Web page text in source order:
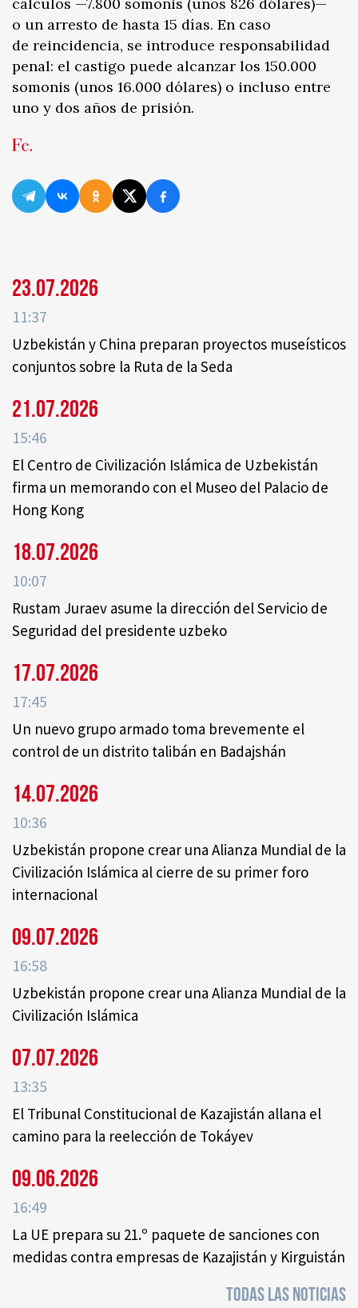
cálculos —7.800 somonis (unos 826 dólares)—
o un arresto de hasta 15 días. En caso
de reincidencia, se introduce responsabilidad
penal: el castigo puede alcanzar los 150.000
somonis (unos 16.000 dólares) o incluso entre
uno y dos años de prisión.
23.07.2026
11:37
Uzbekistán y China preparan proyectos museísticos
conjuntos sobre la Ruta de la Seda
21.07.2026
15:46
El Centro de Civilización Islámica de Uzbekistán
firma un memorando con el Museo del Palacio de
Hong Kong
18.07.2026
10:07
Rustam Juraev asume la dirección del Servicio de
Seguridad del presidente uzbeko
17.07.2026
17:45
Un nuevo grupo armado toma brevemente el
control de un distrito talibán en Badajshán
14.07.2026
10:36
Uzbekistán propone crear una Alianza Mundial de la
Civilización Islámica al cierre de su primer foro
internacional
09.07.2026
16:58
Uzbekistán propone crear una Alianza Mundial de la
Civilización Islámica
07.07.2026
13:35
El Tribunal Constitucional de Kazajistán allana el
camino para la reelección de Tokáyev
09.06.2026
16:49
La UE prepara su 21.º paquete de sanciones con
medidas contra empresas de Kazajistán y Kirguistán
TODAS LAS NOTICIAS